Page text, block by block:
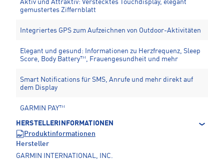
Aktiv und Attraktiv: Verstecktes Touchdisplay, elegant
gemustertes Ziffernblatt
Integriertes GPS zum Aufzeichnen von Outdoor-Aktivitäten
Elegant und gesund: Informationen zu Herzfrequenz, Sleep
Score, Body Battery™, Frauengesundheit und mehr
Smart Notifications für SMS, Anrufe und mehr direkt auf
dem Display
GARMIN PAY™
HERSTELLERINFORMATIONEN
Produktinformationen
Hersteller
GARMIN INTERNATIONAL, INC.